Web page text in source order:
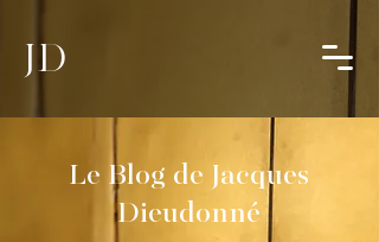
JD
Le Blog de Jacques
Dieudonné